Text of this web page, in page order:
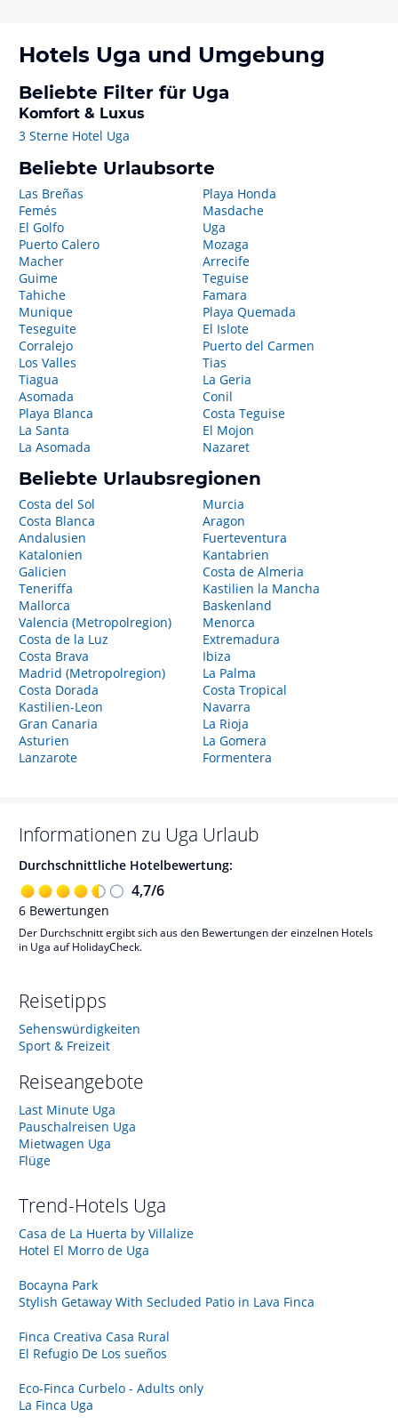
Hotels Uga und Umgebung
Beliebte Filter für Uga
Komfort & Luxus
3 Sterne Hotel Uga
Beliebte Urlaubsorte
Las Breñas
Femés
El Golfo
Puerto Calero
Macher
Guime
Tahiche
Munique
Teseguite
Corralejo
Los Valles
Tiagua
Asomada
Playa Blanca
La Santa
La Asomada
Playa Honda
Masdache
Uga
Mozaga
Arrecife
Teguise
Famara
Playa Quemada
El Islote
Puerto del Carmen
Tias
La Geria
Conil
Costa Teguise
El Mojon
Nazaret
Beliebte Urlaubsregionen
Costa del Sol
Costa Blanca
Andalusien
Katalonien
Galicien
Teneriffa
Mallorca
Valencia (Metropolregion)
Costa de la Luz
Costa Brava
Madrid (Metropolregion)
Costa Dorada
Kastilien-Leon
Gran Canaria
Asturien
Lanzarote
Murcia
Aragon
Fuerteventura
Kantabrien
Costa de Almeria
Kastilien la Mancha
Baskenland
Menorca
Extremadura
Ibiza
La Palma
Costa Tropical
Navarra
La Rioja
La Gomera
Formentera
Informationen zu Uga Urlaub
Durchschnittliche Hotelbewertung:
4,7/6
6 Bewertungen
Der Durchschnitt ergibt sich aus den Bewertungen der einzelnen Hotels
in Uga auf HolidayCheck.
Reisetipps
Sehenswürdigkeiten
Sport & Freizeit
Reiseangebote
Last Minute Uga
Pauschalreisen Uga
Mietwagen Uga
Flüge
Trend-Hotels Uga
Casa de La Huerta by Villalize
Hotel El Morro de Uga
Bocayna Park
Stylish Getaway With Secluded Patio in Lava Finca
Finca Creativa Casa Rural
El Refugio De Los sueños
Eco-Finca Curbelo - Adults only
La Finca Uga